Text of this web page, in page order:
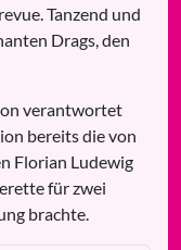
Tanzend und
Drags, den
verantwortet
bereits die von
Florian Ludewig
für zwei
brachte.